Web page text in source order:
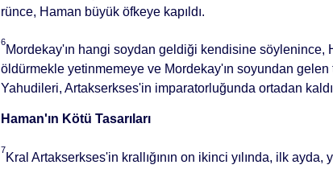
rünce, Haman büyük öfkeye kapıldı.
6
Mordekay'ın hangi soydan geldiği kendisine söylenince,
öldürmekle yetinmemeye ve Mor­dekay'ın soyundan gelen
Yahudileri, Artakserkses'in imparatorluğunda ortadan
Haman'ın Kötü Tasarıları
7
Kral Artakserkses'in krallığının on ikinci yılında, ilk ayda,